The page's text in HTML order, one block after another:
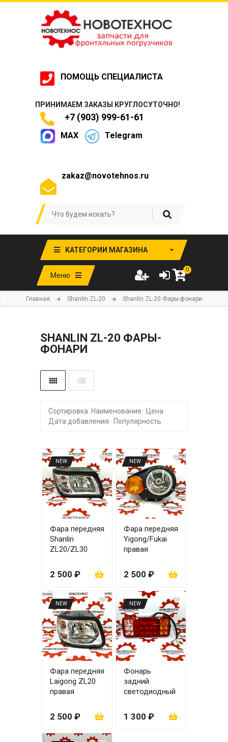
ПОМОЩЬ СПЕЦИАЛИСТА
ПРИНИМАЕМ ЗАКАЗЫ КРУГЛОСУТОЧНО!
+7 (903) 999-61-61
MAX Telegram
zakaz@novotehnos.ru
КАТЕГОРИИ МАГАЗИНА
Меню
0
Главная Shanlin ZL-20 Shanlin ZL-20 Фары-фонари
SHANLIN ZL-20 ФАРЫ-
ФОНАРИ
Сортировка: Наименование · Цена ·
Дата добавления · Популярность
NEW
Фара передняя
Shanlin
ZL20/ZL30
2 500 ₽
NEW
Фара передняя
Yigong/Fukai
правая
2 500 ₽
NEW
Фара передняя
Laigong ZL20
правая
2 500 ₽
NEW
Фонарь
задний
светодиодный
1 300 ₽